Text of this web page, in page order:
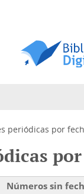
periódicas por
Números sin